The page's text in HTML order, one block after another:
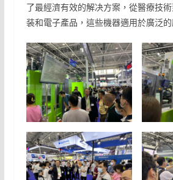
了最經濟有效的解决方案，從醫療技
装和電子產品，這些機器適用於廣泛